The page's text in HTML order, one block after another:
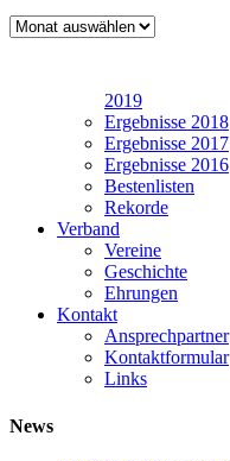
Newsarchiv
2019
Ergebnisse 2018
Ergebnisse 2017
Ergebnisse 2016
Bestenlisten
Rekorde
Verband
Vereine
Geschichte
Ehrungen
Kontakt
Ansprechpartner
Kontaktformular
Links
News